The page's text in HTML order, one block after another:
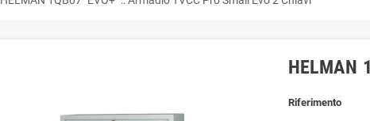
HELMAN
Riferimento